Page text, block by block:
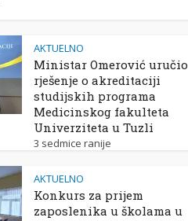
AKTUELNO
Ministar Omerović uručio
rješenje o akreditaciji
studijskih programa
Medicinskog fakulteta
Univerziteta u Tuzli
3 sedmice ranije
AKTUELNO
Konkurs za prijem
zaposlenika u školama u